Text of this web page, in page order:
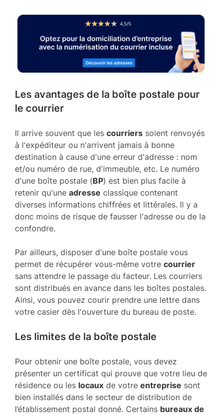
Les avantages de la boîte postale pour
le courrier
Il arrive souvent que les courriers soient renvoyés
à l'expéditeur ou n'arrivent jamais à bonne
destination à cause d'une erreur d'adresse : nom
et/ou numéro de rue, d'immeuble, etc. Le numéro
d'une boîte postale (BP) est bien plus facile à
retenir qu'une adresse classique contenant
diverses informations chiffrées et littérales. Il y a
donc moins de risque de fausser l'adresse ou de la
confondre.
Par ailleurs, disposer d'une boîte postale vous
permet de récupérer vous-même votre courrier
sans attendre le passage du facteur. Les courriers
sont distribués en avance dans les boîtes postales.
Ainsi, vous pouvez courir prendre une lettre dans
votre casier dès l'ouverture du bureau de poste.
Les limites de la boîte postale
Pour obtenir une boîte postale, vous devez
présenter un certificat qui prouve que votre lieu de
résidence ou les locaux de votre entreprise sont
bien installés dans le secteur de distribution de
l’établissement postal donné. Certains bureaux de